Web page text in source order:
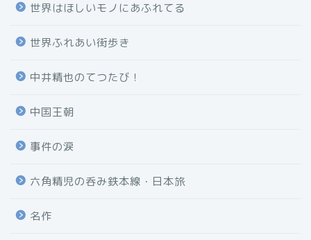
世界はほしいモノにあふれてる
世界ふれあい街歩き
中井精也のてつたび！
中国王朝
事件の涙
六角精児の呑み鉄本線・日本旅
名作